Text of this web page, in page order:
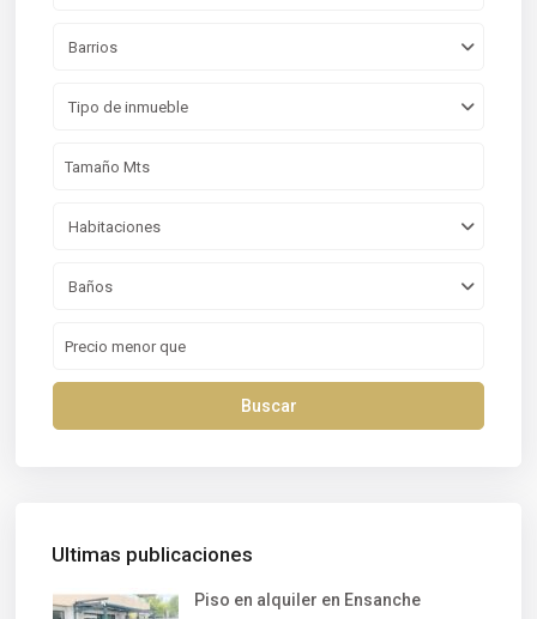
Barrios
Tipo de inmueble
Habitaciones
Baños
Buscar
Ultimas publicaciones
Piso en alquiler en Ensanche